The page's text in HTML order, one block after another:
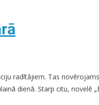
radītājiem. Tas
dienā. Starp citu,